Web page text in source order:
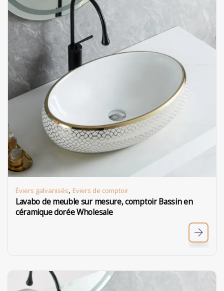
Éviers galvanisés, Eviers de comptoir
Lavabo de meuble sur mesure, comptoir Bassin en
céramique dorée Wholesale